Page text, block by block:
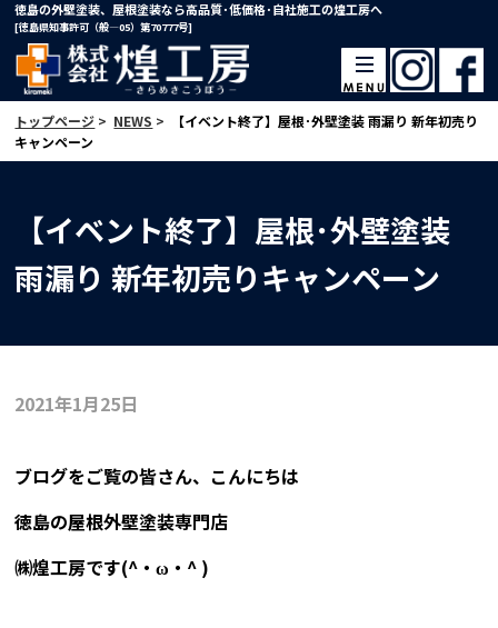
徳島の外壁塗装、屋根塗装なら高品質･低価格･自社施工の煌工房へ
[徳島県知事許可（般―05）第70777号]
トップページ > NEWS >
【イベント終了】屋根･外壁塗装 雨漏り 新年初売り
キャンペーン
【イベント終了】屋根･外壁塗装
雨漏り 新年初売りキャンペーン
2021年1月25日
ブログをご覧の皆さん、こんにちは
徳島の屋根外壁塗装専門店
㈱煌工房です(^・ω・^ )